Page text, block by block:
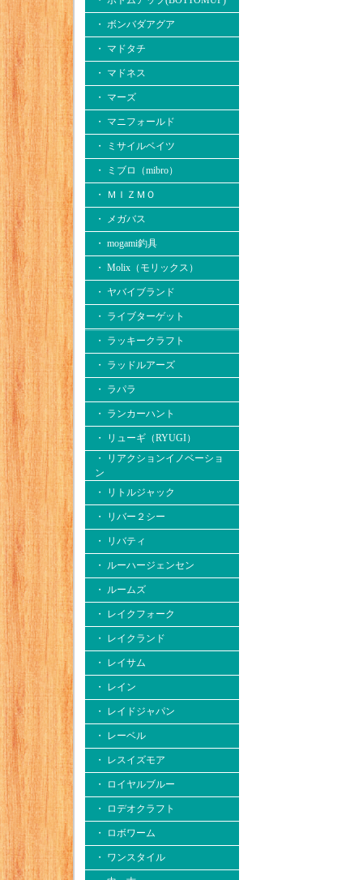
・ ボンバダアグア
・ マドタチ
・ マドネス
・ マーズ
・ マニフォールド
・ ミサイルベイツ
・ ミブロ（mibro）
・ ＭＩＺＭＯ
・ メガバス
・ mogami釣具
・ Molix（モリックス）
・ ヤバイブランド
・ ライブターゲット
・ ラッキークラフト
・ ラッドルアーズ
・ ラパラ
・ ランカーハント
・ リューギ（RYUGI）
・ リアクションイノベーショ
ン
・ リトルジャック
・ リバー２シー
・ リバティ
・ ルーハージェンセン
・ ルームズ
・ レイクフォーク
・ レイクランド
・ レイサム
・ レイン
・ レイドジャパン
・ レーベル
・ レスイズモア
・ ロイヤルブルー
・ ロデオクラフト
・ ロボワーム
・ ワンスタイル